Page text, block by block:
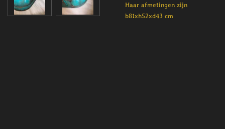
Haar afmetingen zijn
b81xh52xd43 cm